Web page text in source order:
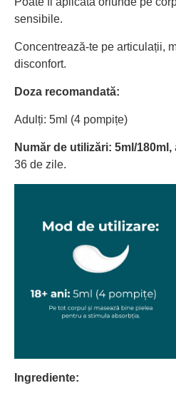
sensibile.
Concentrează-te pe articulații,
disconfort.
Doza recomandată:
Adulți: 5ml (4 pompițe)
Număr de utilizări: 5ml/180ml,
36 de zile.
Ingrediente: